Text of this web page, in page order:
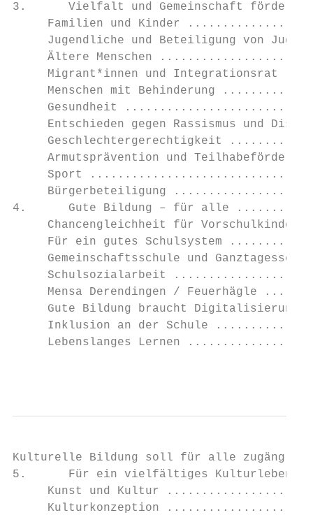
3.      Vielfalt und
Familien und Kinder
Jugendliche und Beteiligung von
Ältere Menschen
Migrant*innen und Integrationsrat
Menschen mit Behinderung
Gesundheit
Entschieden gegen Rassismus und
Geschlechtergerechtigkeit
Armutsprävention und
Sport
Bürgerbeteiligung
4.      Gute Bildung – für alle
Chancengleichheit für Vorschulkinder
Für ein gutes Schulsystem
Gemeinschaftsschule und
Schulsozialarbeit
Mensa Derendingen / Feuerhägle
Gute Bildung braucht
Inklusion an der Schule
Lebenslanges Lernen
Kulturelle Bildung soll für alle
5.      Für ein vielfältiges
Kunst und Kultur
Kulturkonzeption